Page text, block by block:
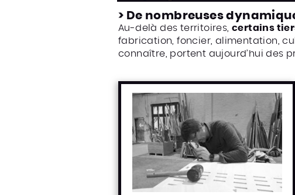
> De nombreuses
Au-delà des territoires, certains
fabrication, foncier, alimentation,
connaître, portent aujourd’hui des